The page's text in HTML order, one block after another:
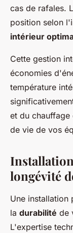
cas de rafales.
position selon
intérieur
Cette gestion
économies
température
et du chauffage
de vie de vos
longévité
Une installation
la durabilité de
L'expertise